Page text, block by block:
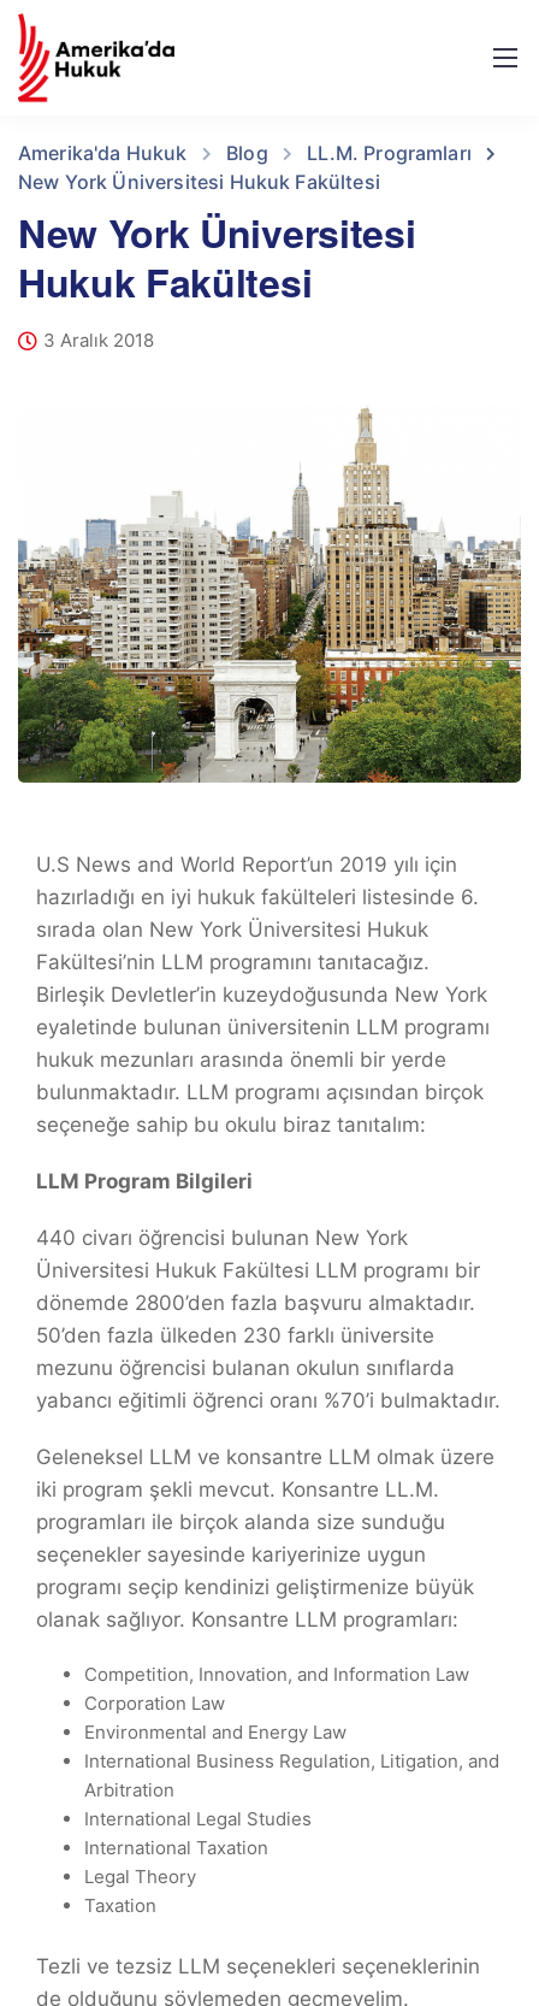
Amerika'da Hukuk Blog
LL.M. Programları
New York Üniversitesi Hukuk Fakültesi
New York Üniversitesi
Hukuk Fakültesi
3 Aralık 2018
U.S News and World Report’un 2019 yılı için
hazırladığı en iyi hukuk fakülteleri listesinde 6.
sırada olan New York Üniversitesi Hukuk
Fakültesi’nin LLM programını tanıtacağız.
Birleşik Devletler’in kuzeydoğusunda New York
eyaletinde bulunan üniversitenin LLM programı
hukuk mezunları arasında önemli bir yerde
bulunmaktadır. LLM programı açısından birçok
seçeneğe sahip bu okulu biraz tanıtalım:
LLM Program Bilgileri
440 civarı öğrencisi bulunan New York
Üniversitesi Hukuk Fakültesi LLM programı bir
dönemde 2800’den fazla başvuru almaktadır.
50’den fazla ülkeden 230 farklı üniversite
mezunu öğrencisi bulanan okulun sınıflarda
yabancı eğitimli öğrenci oranı %70’i bulmaktadır.
Geleneksel LLM ve konsantre LLM olmak üzere
iki program şekli mevcut. Konsantre LL.M.
programları ile birçok alanda size sunduğu
seçenekler sayesinde kariyerinize uygun
programı seçip kendinizi geliştirmenize büyük
olanak sağlıyor. Konsantre LLM programları:
Competition, Innovation, and Information Law
Corporation Law
Environmental and Energy Law
International Business Regulation, Litigation, and
Arbitration
International Legal Studies
International Taxation
Legal Theory
Taxation
Tezli ve tezsiz LLM seçenekleri seçeneklerinin
de olduğunu söylemeden geçmeyelim.